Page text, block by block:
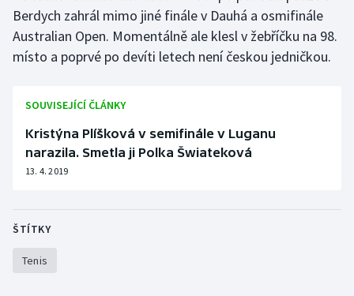
Krasobruslení
Lezení
Lyže a snowboard
Moderní pětiboj
Motorsport
Berdych zahrál mimo jiné finále v Dauhá a osmifinále
Australian Open. Momentálně ale klesl v žebříčku na 98.
místo a poprvé po devíti letech není českou jedničkou.
SOUVISEJÍCÍ ČLÁNKY
Kristýna Plíšková v semifinále v Luganu
narazila. Smetla ji Polka Šwiateková
13. 4. 2019
ŠTÍTKY
Tenis